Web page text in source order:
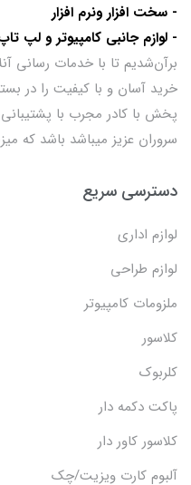
- سخت افزار ونرم افزار
- لوازم جانبی کامپیوتر و لپ
برآن‌شدیم تا با خدمات رسانی
خرید آسان و با کیفیت را در
سروران عزیز میباشد باشد که
دسترسی سریع
لوازم اداری
لوازم طراحی
ملزومات کامپیوتر
کلاسور
کلربوک
پاکت دکمه دار
کلاسور کاور دار
آلبوم کارت ویزیت/چک